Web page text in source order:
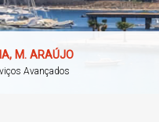
M. ARAÚJO
Avançados